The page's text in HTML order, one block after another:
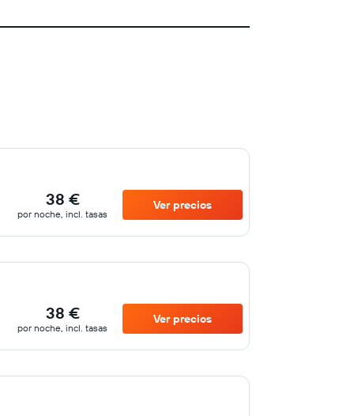
38 €
por noche, incl. tasas
Ver precios
38 €
por noche, incl. tasas
Ver precios